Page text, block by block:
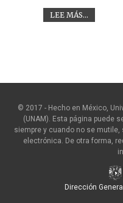
LEE MÁS...
© 2017 - Hecho en México,
(UNAM). Esta página puede
siempre y cuando no se
electrónica. De otra forma,
Dirección